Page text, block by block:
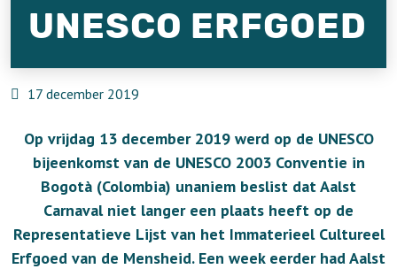
UNESCO ERFGOED
17 december 2019
Op vrijdag 13 december 2019 werd op de UNESCO
bijeenkomst van de UNESCO 2003 Conventie in
Bogotà (Colombia) unaniem beslist dat Aalst
Carnaval niet langer een plaats heeft op de
Representatieve Lijst van het Immaterieel Cultureel
Erfgoed van de Mensheid. Een week eerder had Aalst